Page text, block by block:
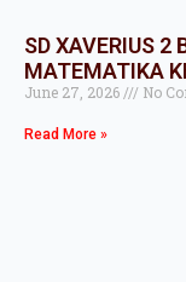
SD XAVERIUS 2
MATEMATIKA
June 27, 2026 No
Read More »